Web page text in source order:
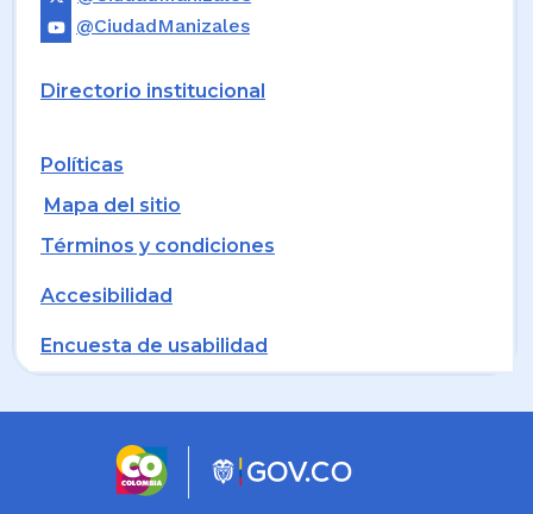
@CiudadManizales
Directorio institucional
Políticas
Mapa del sitio
Términos y condiciones
Accesibilidad
Encuesta de usabilidad